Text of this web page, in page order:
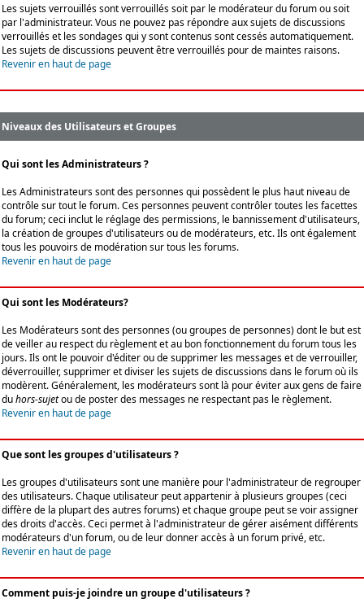
Les sujets verrouillés sont verrouillés soit par le modérateur du forum ou soit
par l'administrateur. Vous ne pouvez pas répondre aux sujets de discussions
verrouillés et les sondages qui y sont contenus sont cessés automatiquement.
Les sujets de discussions peuvent être verrouillés pour de maintes raisons.
Revenir en haut de page
Niveaux des Utilisateurs et Groupes
Qui sont les Administrateurs ?
Les Administrateurs sont des personnes qui possèdent le plus haut niveau de
contrôle sur tout le forum. Ces personnes peuvent contrôler toutes les facettes
du forum; ceci inclut le réglage des permissions, le bannissement d'utilisateurs,
la création de groupes d'utilisateurs ou de modérateurs, etc. Ils ont également
tous les pouvoirs de modération sur tous les forums.
Revenir en haut de page
Qui sont les Modérateurs?
Les Modérateurs sont des personnes (ou groupes de personnes) dont le but est
de veiller au respect du règlement et au bon fonctionnement du forum tous les
jours. Ils ont le pouvoir d'éditer ou de supprimer les messages et de verrouiller,
déverrouiller, supprimer et diviser les sujets de discussions dans le forum où ils
modèrent. Généralement, les modérateurs sont là pour éviter aux gens de faire
duhors-sujetou de poster des messages ne respectant pas le règlement.
Revenir en haut de page
Que sont les groupes d'utilisateurs ?
Les groupes d'utilisateurs sont une manière pour l'administrateur de regrouper
des utilisateurs. Chaque utilisateur peut appartenir à plusieurs groupes (ceci
diffère de la plupart des autres forums) et chaque groupe peut se voir assigner
des droits d'accès. Ceci permet à l'administrateur de gérer aisément différents
modérateurs d'un forum, ou de leur donner accès à un forum privé, etc.
Revenir en haut de page
Comment puis-je joindre un groupe d'utilisateurs ?